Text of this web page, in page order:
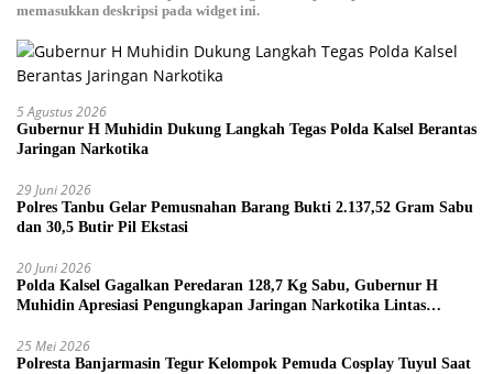
memasukkan deskripsi pada widget ini.
5 Agustus 2026
Gubernur H Muhidin Dukung Langkah Tegas Polda Kalsel Berantas
Jaringan Narkotika
29 Juni 2026
Polres Tanbu Gelar Pemusnahan Barang Bukti 2.137,52 Gram Sabu
dan 30,5 Butir Pil Ekstasi
20 Juni 2026
Polda Kalsel Gagalkan Peredaran 128,7 Kg Sabu, Gubernur H
Muhidin Apresiasi Pengungkapan Jaringan Narkotika Lintas
25 Mei 2026
Polresta Banjarmasin Tegur Kelompok Pemuda Cosplay Tuyul Saat